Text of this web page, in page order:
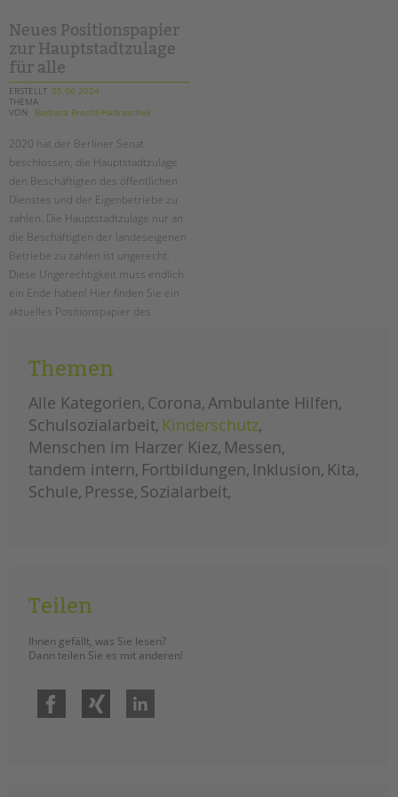
Briefe an Kai
PRESSE
KONTAKT
Impressum
Datenschutz
Hinweisgebersystem
Intranet
am
schloss
Neues Positionspapier
zur Hauptstadtzulage
für alle
ERSTELLT 05.06.2024
THEMA
VON
Barbara Brecht-Hadraschek
2020 hat der Berliner Senat
beschlossen, die Hauptstadtzulage
den Beschäftigten des öffentlichen
Dienstes und der Eigenbetriebe zu
zahlen. Die Hauptstadtzulage nur an
die Beschäftigten der landeseigenen
Betriebe zu zahlen ist ungerecht.
Diese Ungerechtigkeit muss endlich
ein Ende haben! Hier finden Sie ein
aktuelles Positionspapier des
für alle!
weiterlesenneues
positionspapier
zur
hauptstadtzulage
für
alle
Themen
Alle Kategorien Corona Ambulante Hilfen
Schulsozialarbeit Kinderschutz
Menschen im Harzer Kiez Messen
tandem intern Fortbildungen Inklusion Kita
Schule Presse Sozialarbeit
Teilen
Ihnen gefällt, was Sie lesen?
Dann teilen Sie es mit anderen!
Facebook Xing